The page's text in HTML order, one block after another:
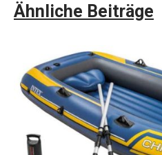
Ähnliche Beiträge